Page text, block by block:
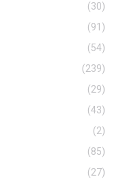
(30)
(91)
(54)
(239)
(29)
(43)
(2)
(85)
(27)